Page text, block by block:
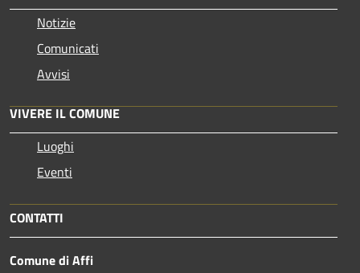
Notizie
Comunicati
Avvisi
VIVERE IL COMUNE
Luoghi
Eventi
CONTATTI
Comune di Affi